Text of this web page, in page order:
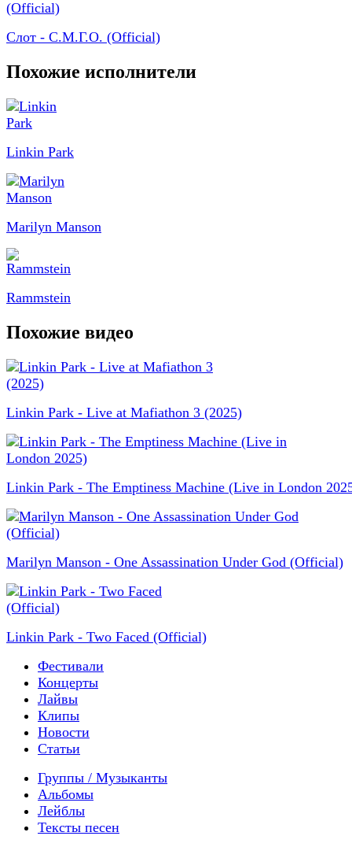
Слот - С.М.Г.О. (Official)
Похожие исполнители
Linkin Park
Marilyn Manson
Rammstein
Похожие видео
Linkin Park - Live at Mafiathon 3 (2025)
Linkin Park - The Emptiness Machine (Live in London
Marilyn Manson - One Assassination Under God (Official)
Linkin Park - Two Faced (Official)
Фестивали
Концерты
Лайвы
Клипы
Новости
Статьи
Группы / Музыканты
Альбомы
Лейблы
Тексты песен